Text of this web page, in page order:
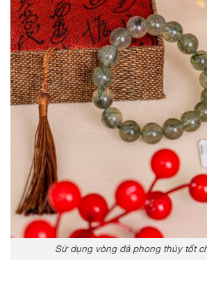
Sử dụng vòng đá phong thủy tốt